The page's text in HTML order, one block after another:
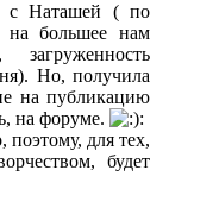
с Наташей ( по
на большее нам
загруженность
Но, получила
на публикацию
на форуме.
:
для тех,
будет